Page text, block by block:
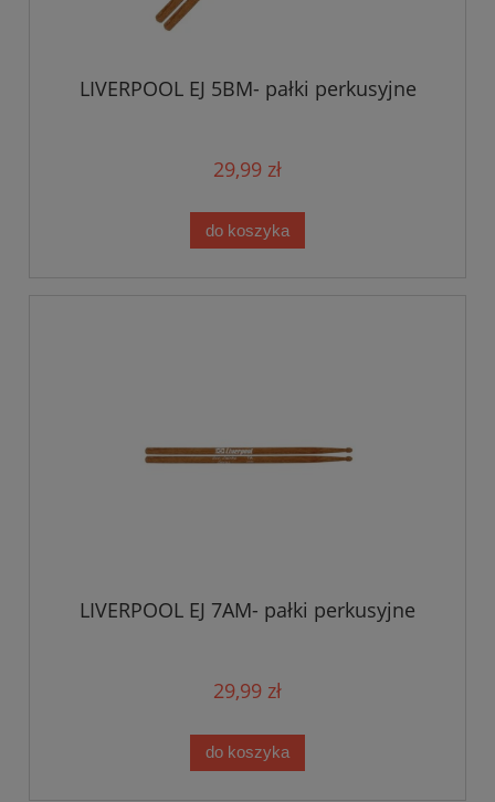
LIVERPOOL EJ 5BM- pałki perkusyjne
29,99 zł
do koszyka
LIVERPOOL EJ 7AM- pałki perkusyjne
29,99 zł
do koszyka